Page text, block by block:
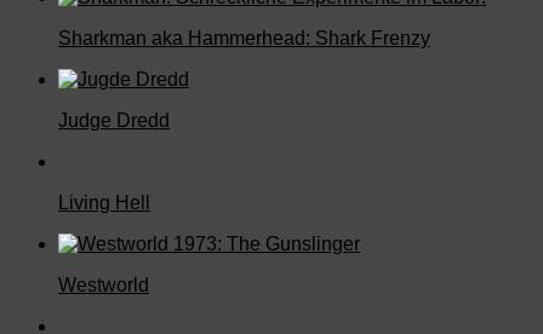
Sharkman aka Hammerhead: Shark Frenzy
Judge Dredd
Living Hell
Westworld